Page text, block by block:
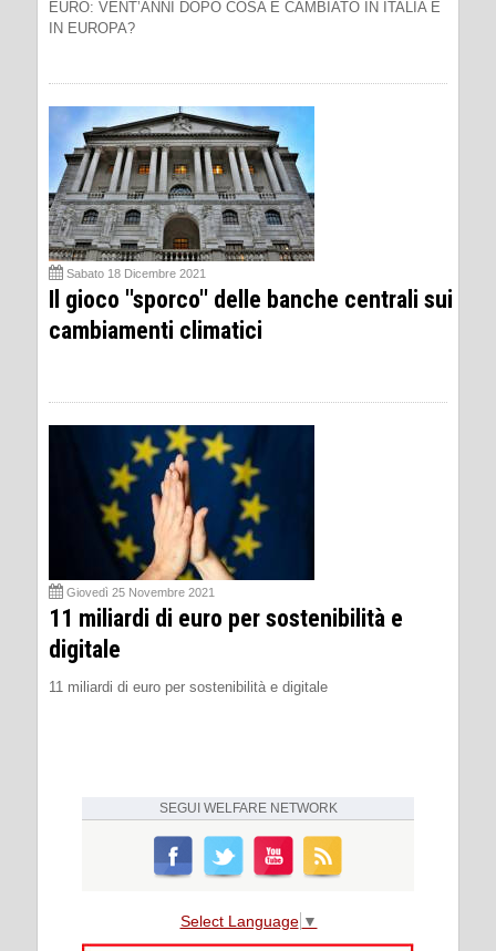
EURO: VENT’ANNI DOPO COSA È CAMBIATO IN ITALIA E
IN EUROPA?
Sabato 18 Dicembre 2021
Il gioco ''sporco'' delle banche centrali sui
cambiamenti climatici
Giovedì 25 Novembre 2021
11 miliardi di euro per sostenibilità e
digitale
11 miliardi di euro per sostenibilità e digitale
SEGUI WELFARE NETWORK
Select Language ▼